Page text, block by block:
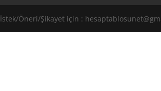
İstek/Öneri/Şikayet için :